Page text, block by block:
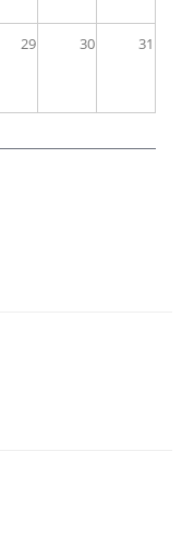
29 30 31